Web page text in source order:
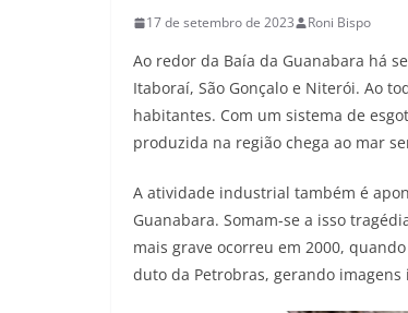
17 de setembro de 2023 Roni Bispo
Ao redor da Baía da Guanabara há
Itaboraí, São Gonçalo e Niterói. Ao
habitantes. Com um sistema de
produzida na região chega ao mar
A atividade industrial também é
Guanabara. Somam-se a isso
mais grave ocorreu em 2000,
duto da Petrobras, gerando